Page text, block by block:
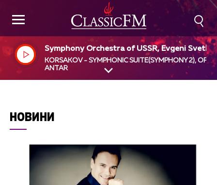
Symphony Orchestra of USSR, Evgeni
v, dir
KORSAKOV - SYMPHONIC SUITE(SYMPHONY 2), OP9 -
ANTAR
НОВИНИ